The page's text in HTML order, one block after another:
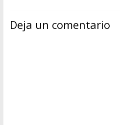
Deja un comentario